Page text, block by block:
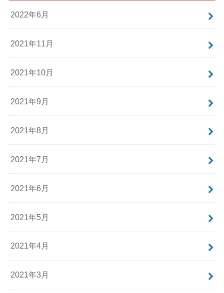
2022年6月
2021年11月
2021年10月
2021年9月
2021年8月
2021年7月
2021年6月
2021年5月
2021年4月
2021年3月